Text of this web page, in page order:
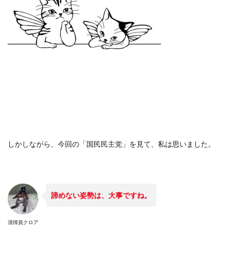
しかしながら、今回の「国民民主党」を見て、私は思いました。
清掃員クロア
諦めない姿勢は、大事ですね。